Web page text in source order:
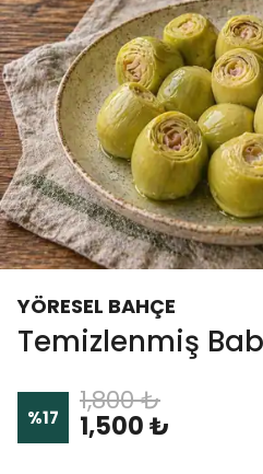
YÖRESEL BAHÇE
Temizlenmiş
%17 1,800 ₺
1,500 ₺